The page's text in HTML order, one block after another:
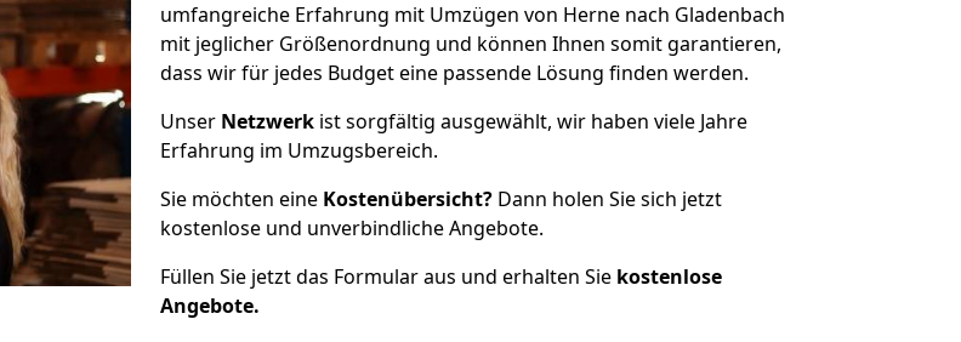
umfangreiche Erfahrung mit Umzügen von Herne nach Gladenbach
mit jeglicher Größenordnung und können Ihnen somit garantieren,
dass wir für jedes Budget eine passende Lösung finden werden.
Unser Netzwerk ist sorgfältig ausgewählt, wir haben viele Jahre
Erfahrung im Umzugsbereich.
Sie möchten eine Kostenübersicht? Dann holen Sie sich jetzt
kostenlose und unverbindliche Angebote.
Füllen Sie jetzt das Formular aus und erhalten Sie kostenlose
Angebote.